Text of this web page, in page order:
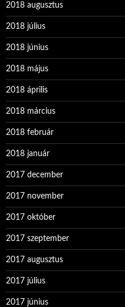
2018 augusztus
2018 július
2018 június
2018 május
2018 április
2018 március
2018 február
2018 január
2017 december
2017 november
2017 október
2017 szeptember
2017 augusztus
2017 július
2017 június